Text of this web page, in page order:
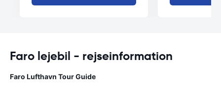
Faro lejebil - rejseinformation
Faro Lufthavn Tour Guide